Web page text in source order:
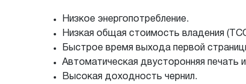
Низкое энергопотребление.
Низкая общая стоимость владения
Быстрое время выхода первой
Автоматическая двусторонняя печать
Высокая доходность чернил.